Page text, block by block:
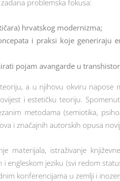
problemska fokusa:
hrvatskog modernizma;
i praksi koje generiraju
pojam avangarde u
a u njihovu okviru napose
i estetičku teoriju.
metodama (semiotika,
i značajnih autorskih opusa
materijala, istraživanje
jeziku (svi redom
konferencijama u zemlji i